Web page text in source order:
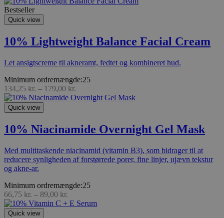
Bestseller
Quick view
10% Lightweight Balance Facial Cream
Let ansigtscreme til akneramt, fedtet og kombineret hud.
Minimum ordremængde:25
134,25 kr. – 179,00 kr.
Quick view
10% Niacinamide Overnight Gel Mask
Med multitaskende niacinamid (vitamin B3), som bidrager til at
reducere synligheden af forstørrede porer, fine linjer, ujævn tekstur
og akne-ar.
Minimum ordremængde:25
66,75 kr. – 89,00 kr.
Quick view